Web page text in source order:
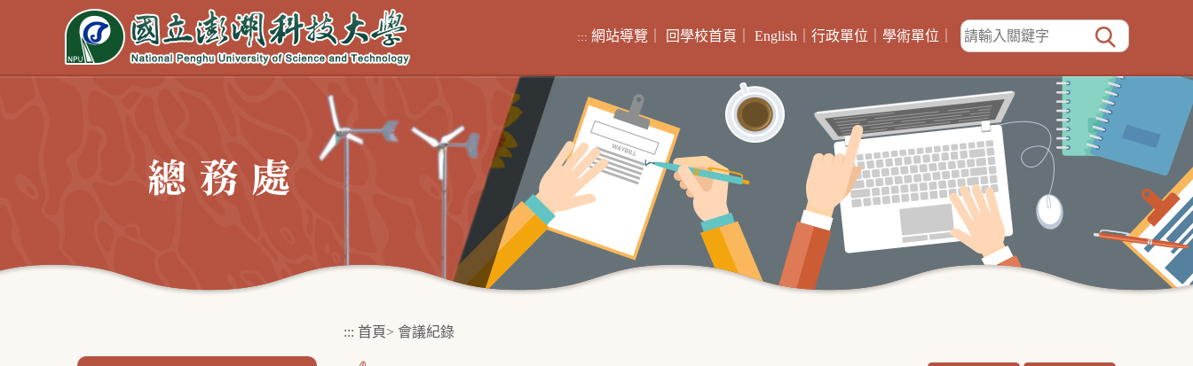
::: 網站導覽 回學校首頁 English 行政單位 學術單位
::: 首頁> 會議紀錄